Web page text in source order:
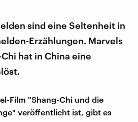
sind eine Seltenheit in
Erzählungen. Marvels
hat in China eine
Film "Shang-Chi und die
veröffentlicht ist, gibt es